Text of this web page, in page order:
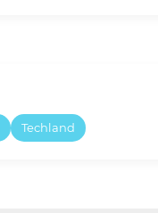
Techland